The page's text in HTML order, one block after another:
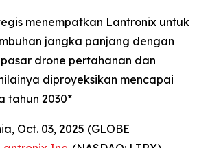
menempatkan Lantronix untuk
jangka panjang dengan
drone pertahanan dan
diproyeksikan mencapai
tahun 2030*
Oct. 03, 2025 (GLOBE